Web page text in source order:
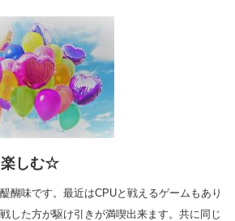
楽しむ☆
醐味です。最近はCPUと戦えるゲームもあり
した方が駆け引きが満喫出来ます。共に同じ